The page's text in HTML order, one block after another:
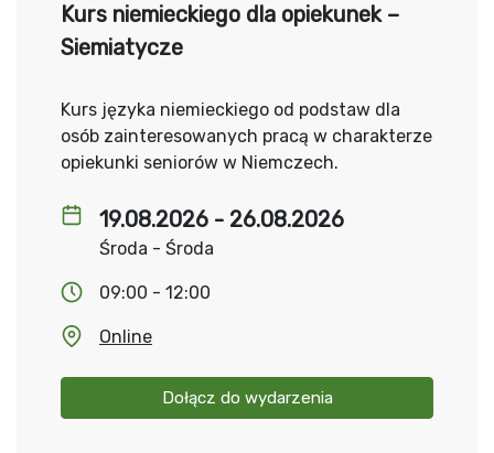
19.08.2026 - 26.08.2026
Środa - Środa
09:00 - 12:00
Online
Dołącz do wydarzenia
Kurs niemieckiego dla opiekunek –
Siemiatycze
Kurs języka niemieckiego od podstaw dla
osób zainteresowanych pracą w charakterze
opiekunki seniorów w Niemczech.